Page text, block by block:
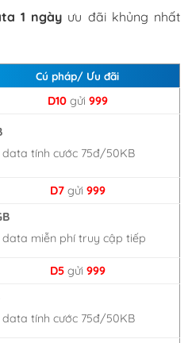
1 ngày ưu đãi khủng nhất
Cú pháp/ Ưu đãi
D10 gửi 999
data tính cước 75đ/50KB
D7 gửi 999
data miễn phí truy cập tiếp
D5 gửi 999
data tính cước 75đ/50KB